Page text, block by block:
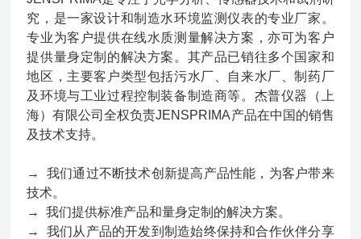
究，是一家设计和制造水环境监测仪表的专业厂家。
专业为客户提供在线水质测量解决方案，亦可为客户
提供量身定制的解决方案。其产品已销往多个国家和
地区，主要客户类型包括污水厂、自来水厂、制药厂
及环境与工业过程控制装备制造商等。杰普仪器（上
海）有限公司全权负责JENSPRIMA产品在中国的销售
及技术支持。
→ 我们通过不断技术创新提高产品性能，为客户带来
技术。
→ 我们提供标准产品和量身定制的解决方案。
→ 我们从产品的开发到制造始终保持和合作伙伴分享